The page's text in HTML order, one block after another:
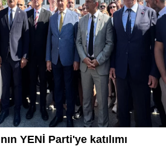
YENİ Parti'ye katılımı